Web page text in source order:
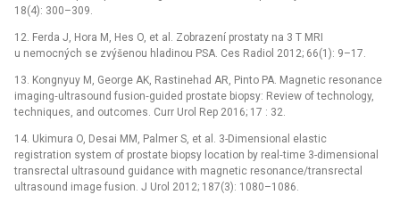
18(4): 300–309.
12. Ferda J, Hora M, Hes O, et al. Zobrazení prostaty na 3 T MRI
u nemocných se zvýšenou hladinou PSA. Ces Radiol 2012; 66(1): 9–17.
13. Kongnyuy M, George AK, Rastinehad AR, Pinto PA. Magnetic resonance
imaging‑ultrasound fusion‑guided prostate biopsy: Review of technology,
techniques, and outcomes. Curr Urol Rep 2016; 17 : 32.
14. Ukimura O, Desai MM, Palmer S, et al. 3-Dimensional elastic
registration system of prostate biopsy location by real‑time 3-dimensional
transrectal ultrasound guidance with magnetic resonance/transrectal
ultrasound image fusion. J Urol 2012; 187(3): 1080–1086.